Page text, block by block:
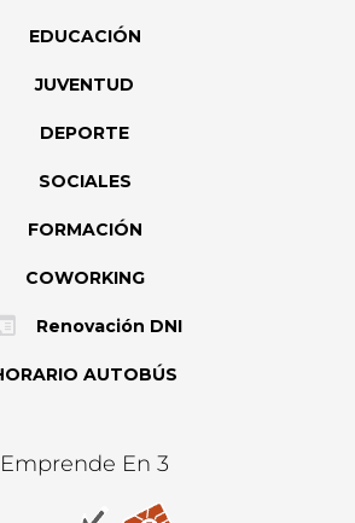
EDUCACIÓN
JUVENTUD
DEPORTE
SOCIALES
FORMACIÓN
COWORKING
Renovación DNI
AUTOBÚS
Emprende En 3